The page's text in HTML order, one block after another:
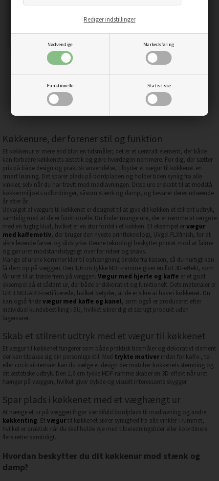
Nødvendige Markedsføring
Funktionelle Statistiske
Rediger indstillinger
VÆGUR, WARME THEE
Pris359,00DKK
Køkkenure, der forener stil og funktion
Et køkkenur er mere end blot en tidsmåler; det er et centralt element, der både
kan forbedre køkkenets æstetik og gøre hverdagen nemmere. For dig, der sætter
pris på både design og praktisk anvendelse, tilbyder et vægur til køkkenet en
smart løsning. Det sparer plads på bordpladen og holder tiden synlig fra alle
vinkler, selv når du har travlt med madlavningen. Disse ure er skabt til at modstå
køkkenmiljøets udfordringer, såsom stænk og damp, og bevarer deres udseende
år efter år.
Udvalget af vægure til køkkenet er designet til at give dit køkken et stilrent udtryk,
samtidig med at de er funktionelle. Du finder mange ure, der er nemme at rengøre
med en fugtig klud, hvilket er en stor fordel i et køkken. Et eksempel ervægur
med kaffemotiv, der bruger den nyeste printteknologi, UVgel FLXfinish, for at
sikre levende farver og slidstyrke. Denne teknologi beskytter printet mod at falme
og gør uret modstandsdygtigt over for ridser og snavs.
Mange af urene kommer klar til ophængning direkte fra kassen, så du hurtigt kan
få dem op på væggen. Den 1,6 cm tykke MDF-ramme giver en flot 3D-effekt, som
får uret til at træde frem på væggen. Vægur med hjerte og kaffe er et godt
eksempel på et sådant ur, der både er dekorativt og funktionelt. Dets materialer er
GREENGUARD-certificerede, hvilket betyder, at de er sikre at have i køkkenet. Du
kan også findevægur med kaffe og kanel, som også er produceret efter
individuel kundebestilling i EU, hvilket sikrer dig et særligt produkt uden
lagervarer.
Skab et stilrent udtryk med et vægur til køkkenet
Et vægur til køkkenet fungerer som både praktisk tidsmåler og dekorativt element
der kan tilpasse sig din personlige stil. Med trykte motiver inden for kaffe-, te-
eller cocktail-temaer kan du vælge et design der matcher køkkenets stemning og
dit æstetiske udtryk. Den 1,6 cm tykke MDF-ramme skaber en 3D-effekt når uret
hænger på væggen, hvilket giver dybde og visuelt interessante skygger.
Spar plads i køkkenet med et væghængt ur
At hænge et ur på væggen frigør værdifuld bordplads til madlavning og andre
køkkenting. Et vægurtil køkkenet sikrer synlighed fra alle vinkler i rummet,
hvilket er praktisk når du skal holde øje med tilberedningstider eller koordinere
flere retter samtidigt.
Hvordan beskytter du dit køkkenur mod stænk og
damp?